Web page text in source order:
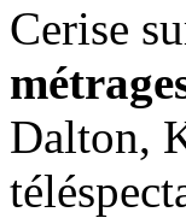
Cerise
Dalton,